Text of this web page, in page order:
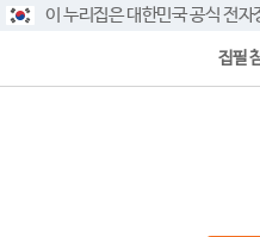
이 누리집은 대한민국 공식 전자
집필